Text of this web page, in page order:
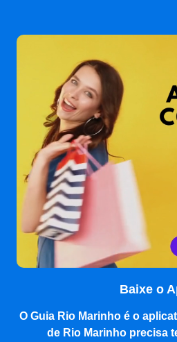
Baixe o
O Guia Rio Marinho é o
de Rio Marinho precisa